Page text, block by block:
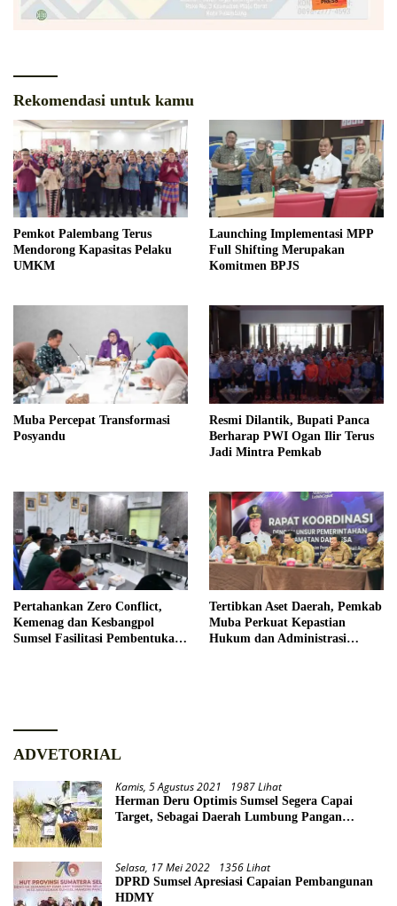
Rekomendasi untuk kamu
Pemkot Palembang Terus
Mendorong Kapasitas Pelaku
UMKM
Launching Implementasi MPP
Full Shifting Merupakan
Komitmen BPJS
Muba Percepat Transformasi
Posyandu
Resmi Dilantik, Bupati Panca
Berharap PWI Ogan Ilir Terus
Jadi Mintra Pemkab
Pertahankan Zero Conflict,
Kemenag dan Kesbangpol
Sumsel Fasilitasi Pembentukan
Tertibkan Aset Daerah, Pemkab
Muba Perkuat Kepastian
Hukum dan Administrasi
ADVETORIAL
Kamis, 5 Agustus 2021 1987 Lihat
Herman Deru Optimis Sumsel Segera Capai
Target, Sebagai Daerah Lumbung Pangan
Selasa, 17 Mei 2022 1356 Lihat
DPRD Sumsel Apresiasi Capaian Pembangunan
HDMY